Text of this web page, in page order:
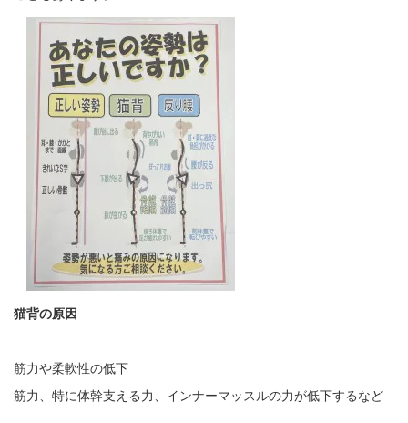
猫背の原因
筋力や柔軟性の低下
筋力、特に体幹支える力、インナーマッスルの力が低下するなど